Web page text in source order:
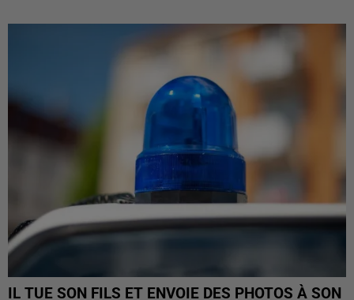
IL TUE SON FILS ET ENVOIE DES PHOTOS À SON